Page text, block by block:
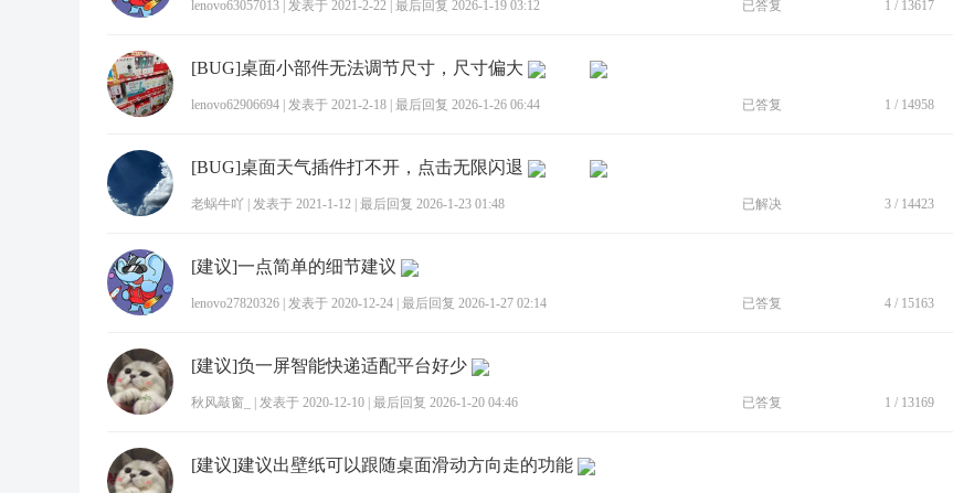
lenovo63057013 发表于 2021-2-22 最后回复 2026-1-19 03:12 已答复 1 / 13617
[BUG]桌面小部件无法调节尺寸，尺寸偏大
lenovo62906694 发表于 2021-2-18 最后回复 2026-1-26 06:44 已答复 1 / 14958
[BUG]桌面天气插件打不开，点击无限闪退
老蜗牛吖 发表于 2021-1-12 最后回复 2026-1-23 01:48 已解决 3 / 14423
[建议]一点简单的细节建议
lenovo27820326 发表于 2020-12-24 最后回复 2026-1-27 02:14 已答复 4 / 15163
[建议]负一屏智能快递适配平台好少
秋风敲窗_ 发表于 2020-12-10 最后回复 2026-1-20 04:46 已答复 1 / 13169
[建议]建议出壁纸可以跟随桌面滑动方向走的功能